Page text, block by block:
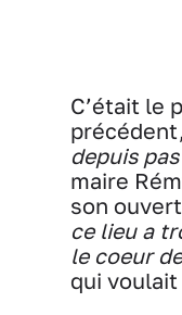
C’était le
depuis
maire
son
ce lieu a
le coeur
qui